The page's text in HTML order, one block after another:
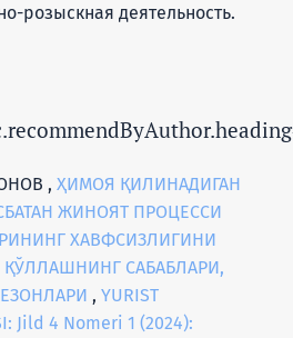
розыскная деятельность.
, ҲИМОЯ ҚИЛИНАДИГАН
ЖИНОЯТ ПРОЦЕССИ
ХАВФСИЗЛИГИНИ
САБАБЛАРИ,
, YURIST
Jild 4 Nomeri 1 (2024):